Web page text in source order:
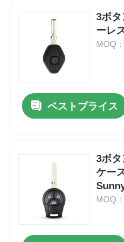
3ボ
ーレ
MOQ
ベストプライス
3ボ
ケー
ーフ
MOQ